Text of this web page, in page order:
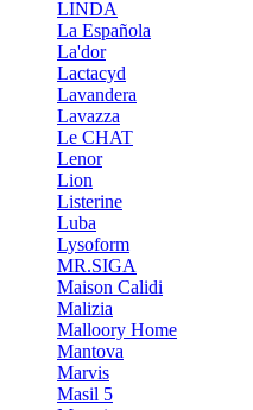
LINDA
La Española
La'dor
Lactacyd
Lavandera
Lavazza
Le CHAT
Lenor
Lion
Listerine
Luba
Lysoform
MR.SIGA
Maison Calidi
Malizia
Malloory Home
Mantova
Marvis
Masil 5